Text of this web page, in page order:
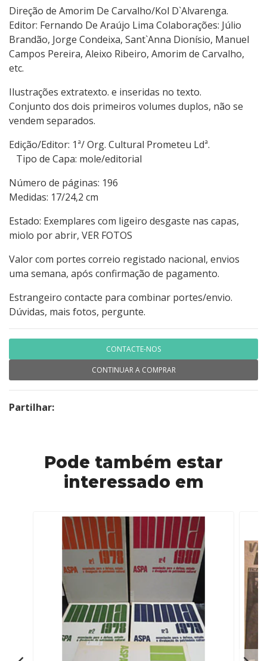
Direção de Amorim De Carvalho/Kol D`Alvarenga.
Editor: Fernando De Araújo Lima Colaborações: Júlio
Brandão, Jorge Condeixa, Sant`Anna Dionísio, Manuel
Campos Pereira, Aleixo Ribeiro, Amorim de Carvalho,
etc.
Ilustrações extratexto. e inseridas no texto.
Conjunto dos dois primeiros volumes duplos, não se
vendem separados.
Edição/Editor: 1ª/ Org. Cultural Prometeu Ldª.
Tipo de Capa: mole/editorial
Número de páginas: 196
Medidas: 17/24,2 cm
Estado: Exemplares com ligeiro desgaste nas capas,
miolo por abrir, VER FOTOS
Valor com portes correio registado nacional, envios
uma semana, após confirmação de pagamento.
Estrangeiro contacte para combinar portes/envio.
Dúvidas, mais fotos, pergunte.
CONTACTE-NOS
CONTINUAR A COMPRAR
Partilhar:
Pode também estar
interessado em